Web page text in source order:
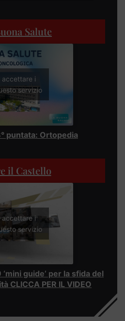
Salute
accettare i
servizio
puntata: Ortopedia
il Castello
accettare i
servizio
guide’ per la sfida del
CLICCA PER IL VIDEO